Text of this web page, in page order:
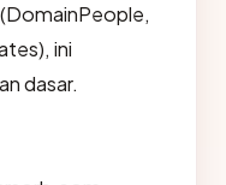
ini
dasar.